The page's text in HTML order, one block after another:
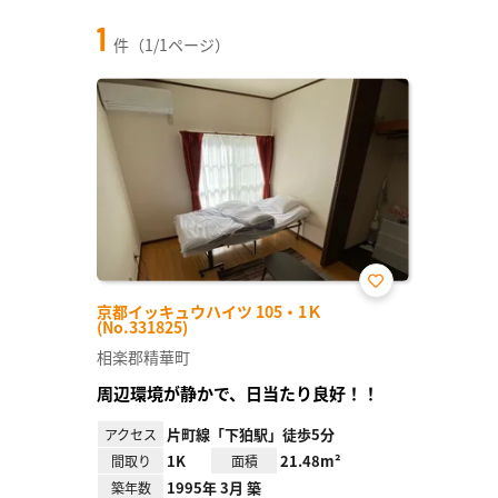
1 件（1/1ページ）
京都イッキュウハイツ 105・1Ｋ
(No.331825)
お気
相楽郡精華町
周辺環境が静かで、日当たり良好！！
アクセス 片町線「下狛駅」徒歩5分
間取り 1K 面積 21.48m²
築年数 1995年 3月 築